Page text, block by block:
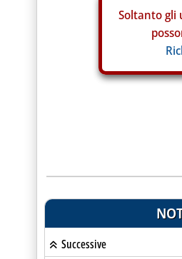
Soltanto gli
Successive